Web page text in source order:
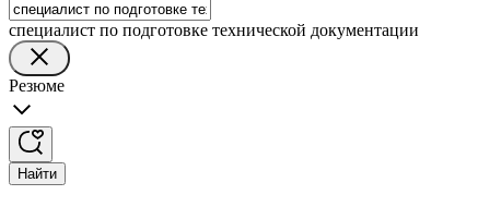
специалист по подготовке технической документации
Резюме
Найти